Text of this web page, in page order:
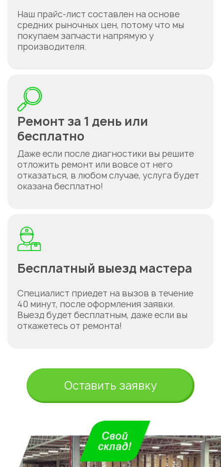
Наш прайс-лист составлен на основе
средних рыночных цен, потому что мы
покупаем запчасти напрямую у
производителя.
Ремонт за 1 день или
бесплатно
Даже если после диагностики вы решите
отложить ремонт или вовсе от него
отказаться, в любом случае, услуга будет
оказана бесплатно!
Бесплатный выезд мастера
Специалист приедет на вызов в течение
40 минут, после оформления заявки.
Выезд будет бесплатным, даже если вы
откажетесь от ремонта!
Оставить заявку
Укажите из какого вы